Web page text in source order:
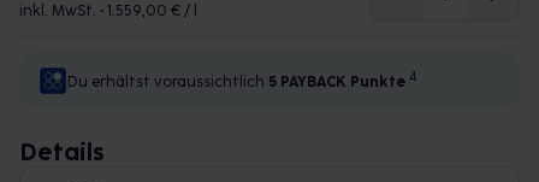
inkl. MwSt. • 1.559,00 € / l
Du erhältst voraussichtlich 5 PAYBACK Punkte 4
Details